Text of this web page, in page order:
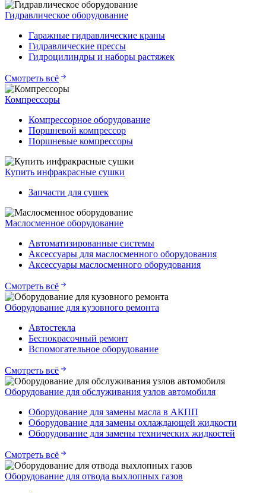
Гидравлическое оборудование
Гаражные гидравлические краны
Гидравлические прессы
Гидроцилиндры и наборы растяжек
Смотреть всё
Компрессоры
Компрессорное оборудование
Поршневой компрессор
Поршневые компрессоры
Купить инфракрасные сушки
Запчасти для сушек
Маслосменное оборудование
Автоматизированные системы
Аксессуары для маслосменного оборудования
Аксессуары маслосменного оборудования
Смотреть всё
Оборудование для кузовного ремонта
Автостекла
Беспокрасочный ремонт
Вспомогательное оборудование
Смотреть всё
Оборудование для обслуживания узлов автомобиля
Оборудование для замены масла в АКПП
Оборудование для замены охлаждающей жидкости
Оборудование для замены технических жидкостей
Смотреть всё
Оборудование для отвода выхлопных газов